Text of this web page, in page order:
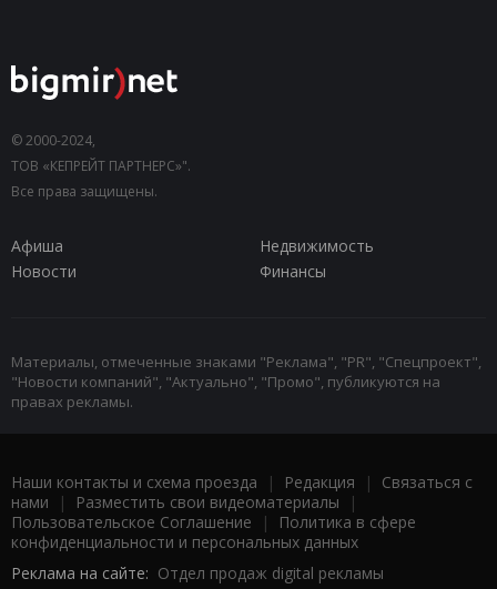
© 2000-2024,
ТОВ «КЕПРЕЙТ ПАРТНЕРС»".
Все права защищены.
Афиша
Недвижимость
Новости
Финансы
Материалы, отмеченные знаками "Реклама", "PR", "Спецпроект",
"Новости компаний", "Актуально", "Промо", публикуются на
правах рекламы.
Наши контакты и схема проезда | Редакция | Связаться с
нами | Разместить свои видеоматериалы |
Пользовательское Соглашение |
Политика в сфере
конфиденциальности и персональных данных
Реклама на сайте: Отдел продаж digital рекламы